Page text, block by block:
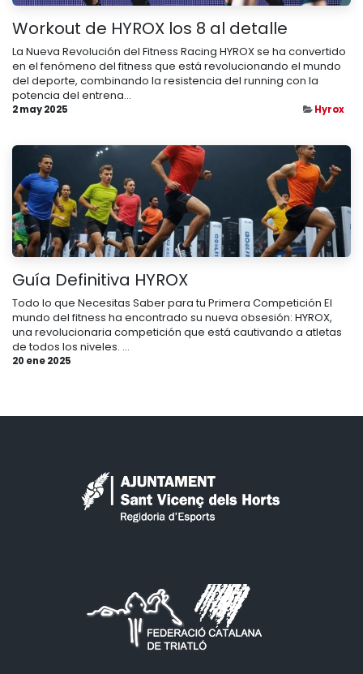
Workout de HYROX los 8 al detalle
La Nueva Revolución del Fitness Racing HYROX se ha convertido
en el fenómeno del fitness que está revolucionando el mundo
del deporte, combinando la resistencia del running con la
potencia del entrena...
2 may 2025 Hyrox
Guía Definitiva HYROX
Todo lo que Necesitas Saber para tu Primera Competición El
mundo del fitness ha encontrado su nueva obsesión: HYROX,
una revolucionaria competición que está cautivando a atletas
de todos los niveles. ...
20 ene 2025